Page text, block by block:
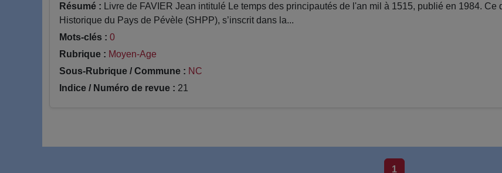
Résumé : Livre de FAVIER Jean intitulé Le temps des principautés de l'an mil à 1515, publié en 1984.
Historique du Pays de Pévèle (SHPP), s’inscrit dans la...
Mots-clés : 0
Rubrique : Moyen-Age
Sous-Rubrique / Commune : NC
Indice / Numéro de revue : 21
1